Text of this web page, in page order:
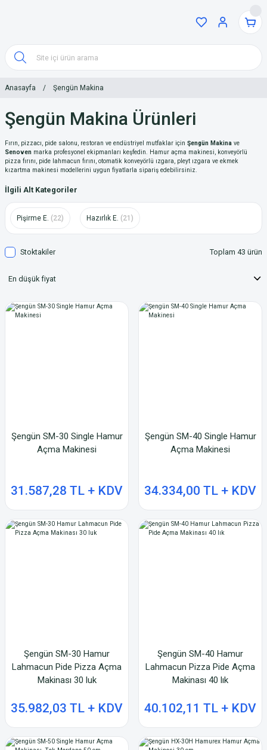
Anasayfa Şengün Makina
Şengün Makina Ürünleri
Fırın, pizzacı, pide salonu, restoran ve endüstriyel mutfaklar için Şengün Makina ve
Senoven marka profesyonel ekipmanları keşfedin. Hamur açma makinesi, konveyörlü
pizza fırını, pide lahmacun fırını, otomatik konveyörlü ızgara, pleyt ızgara ve ekmek
kızartma makinesi modellerini uygun fiyatlarla sipariş edebilirsiniz.
İlgili Alt Kategoriler
Pişirme E. (22) Hazırlık E. (21)
Stoktakiler Toplam 43 ürün
Şengün SM-30 Single Hamur
Açma Makinesi
31.587,28 TL + KDV
Şengün SM-40 Single Hamur
Açma Makinesi
34.334,00 TL + KDV
Şengün SM-30 Hamur
Lahmacun Pide Pizza Açma
Makinası 30 luk
35.982,03 TL + KDV
Şengün SM-40 Hamur
Lahmacun Pizza Pide Açma
Makinası 40 lık
40.102,11 TL + KDV